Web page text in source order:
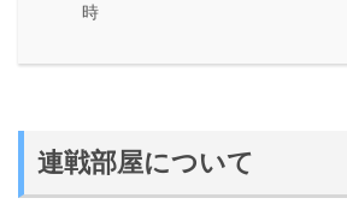
時
連戦部屋について